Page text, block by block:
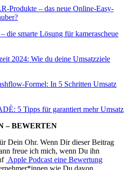
Produkte – das neue Online-Easy-
die smarte Lösung für kamerascheue
2024: Wie du deine Umsatzziele
Formel: In 5 Schritten Umsatz
5 Tipps für garantiert mehr Umsatz
– BEWERTEN
Dein Ohr. Wenn Dir dieser Beitrag
freue ich mich, wenn Du ihn
Apple Podcast eine Bewertung